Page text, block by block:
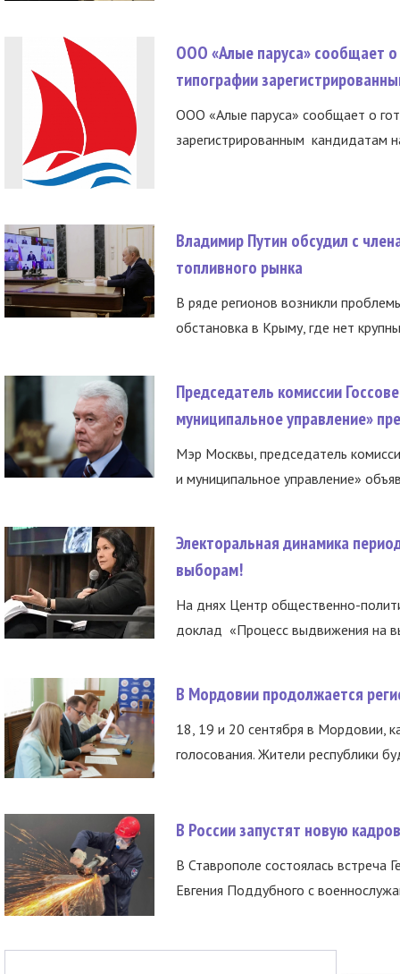
ООО «Алые паруса» сообщает о
типографии
ООО «Алые паруса» сообщает о
зарегистрированным кандидатам
Владимир Путин обсудил с
топливного рынка
В ряде регионов возникли
обстановка в Крыму, где нет
Председатель комиссии
муниципальное управление»
Мэр Москвы, председатель
и муниципальное управление»
Электоральная динамика
выборам!
На днях Центр общественно-
доклад «Процесс выдвижения на
В Мордовии продолжается
18, 19 и 20 сентября в Мордовии,
голосования. Жители республики
В России запустят новую
В Ставрополе состоялась встреча
Евгения Поддубного с